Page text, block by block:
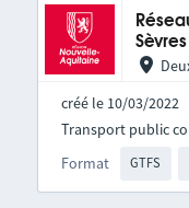
Sèvres
créé le 10/03/2022
Format GTFS
Transport public